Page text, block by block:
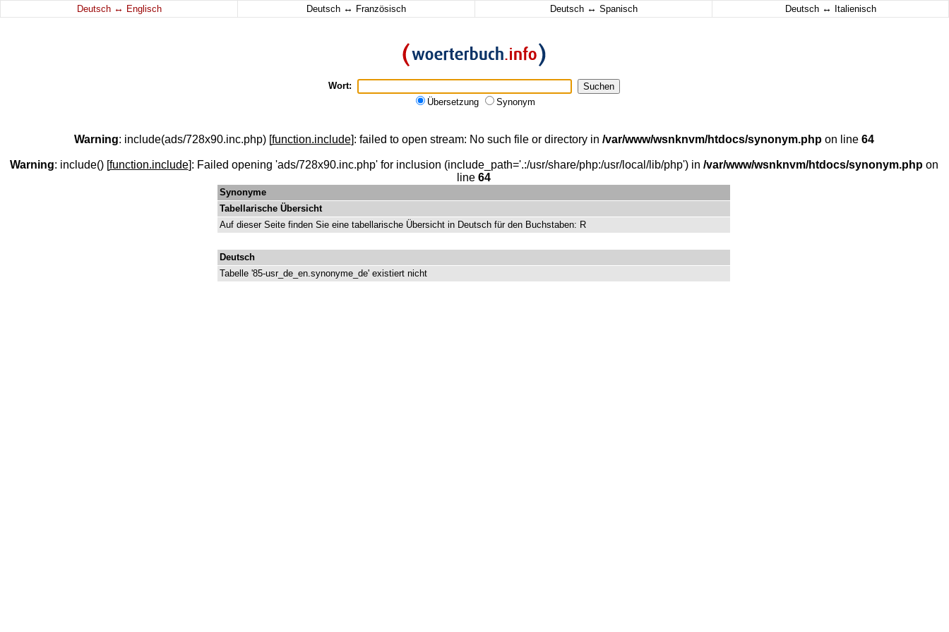
Deutsch ↔ Englisch Deutsch ↔ Französisch Deutsch ↔ Spanisch Deutsch ↔ Italienisch
Wort:
Übersetzung
Synonym
Warning: include(ads/728x90.inc.php) [function.include]: failed to open stream: No such file or directory in /var/www/wsnknvm/htdocs/synonym.phpon line 64
Warning: include() [function.include]: Failed opening 'ads/728x90.inc.php' for inclusion (include_path='.:/usr/share/php:/usr/local/lib/php') in /var/www/wsnknvm/htdocs/synonym.phpon
line 64
Synonyme
Tabellarische Übersicht
Auf dieser Seite finden Sie eine tabellarische Übersicht in Deutsch für den Buchstaben: R
Deutsch
Tabelle '85-usr_de_en.synonyme_de' existiert nicht